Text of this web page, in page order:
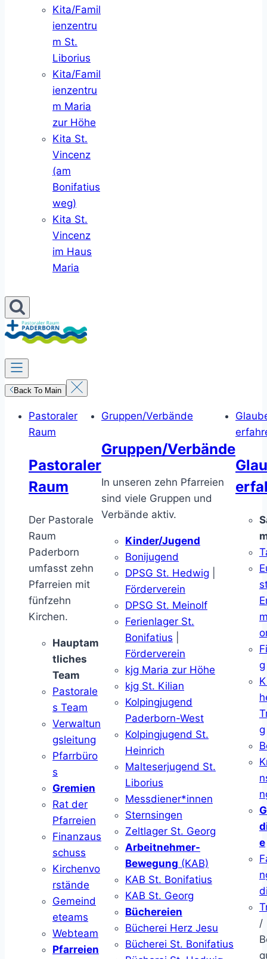
Kita/Famil
ienzentru
m St.
Liborius
Kita/Famil
ienzentru
m Maria
zur Höhe
Kita St.
Vincenz
(am
Bonifatius
weg)
Kita St.
Vincenz
im Haus
Maria
Back To Main
Pastoraler
Raum
Pastoraler
Raum
Der Pastorale
Raum
Paderborn
umfasst zehn
Pfarreien mit
fünfzehn
Kirchen.
Hauptam
tliches
Team
Pastorale
s Team
Verwaltun
gsleitung
Pfarrbüro
s
Gremien
Rat der
Pfarreien
Finanzaus
schuss
Kirchenvo
rstände
Gemeind
eteams
Webteam
Pfarreien
Gruppen/Verbände
Gruppen/Verbände
In unseren zehn Pfarreien
sind viele Gruppen und
Verbände aktiv.
Kinder/Jugend
Bonijugend
DPSG St. Hedwig
Förderverein
DPSG St. Meinolf
Ferienlager St.
Bonifatius
Förderverein
kjg Maria zur Höhe
kjg St. Kilian
Kolpingjugend
Paderborn-West
Kolpingjugend St.
Heinrich
Malteserjugend St.
Liborius
Messdiener*innen
Sternsingen
Zeltlager St. Georg
Arbeitnehmer-
Bewegung (KAB)
KAB St. Bonifatius
KAB St. Georg
Büchereien
Bücherei Herz Jesu
Bücherei St. Bonifatius
g
g
e
/